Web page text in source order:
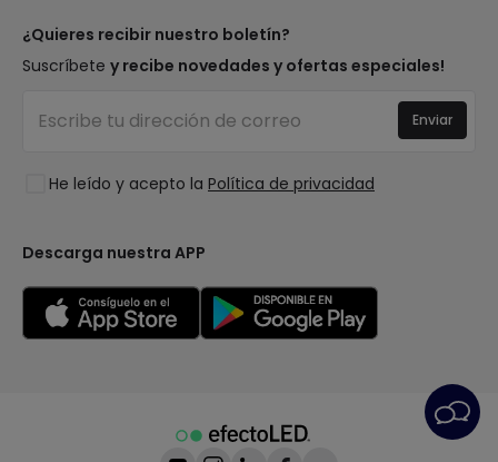
¿Eres profesional?
Tiendas
Preguntas frecuentes
Iniciar sesión
Calculadora de ahorro LED
Presupuestos
Iluminación para empresas
Top Marcas
Espacios
Colecciones
LoveYouGreen
¿Quieres recibir nuestro boletín?
Suscríbete y recibe novedades y ofertas especiales!
He leído y acepto la Política de privacidad
Enviar
Descarga nuestra APP